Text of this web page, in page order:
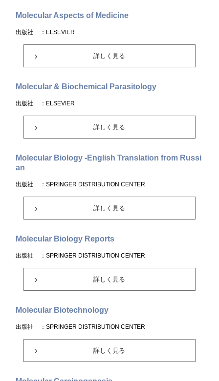
Molecular Aspects of Medicine
出版社 ：ELSEVIER
詳しく見る
Molecular & Biochemical Parasitology
出版社 ：ELSEVIER
詳しく見る
Molecular Biology -English Translation from Russi
an
出版社 ：SPRINGER DISTRIBUTION CENTER
詳しく見る
Molecular Biology Reports
出版社 ：SPRINGER DISTRIBUTION CENTER
詳しく見る
Molecular Biotechnology
出版社 ：SPRINGER DISTRIBUTION CENTER
詳しく見る